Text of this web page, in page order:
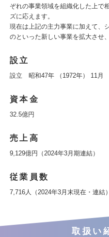
ぞれの事業領域を組織化した上で
ズに応えます。
現在は上記の主力事業に加えて、
のといった新しい事業を拡大させ
設立
設立 昭和47年 （1972年） 11月
資本金
32.5億円
売上高
9,129億円（2024年3月期連結）
従業員数
7,716人（2024年3月末現在・連結）
取扱い